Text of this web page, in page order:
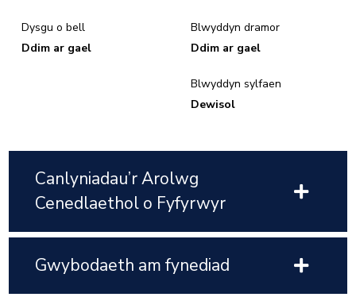
Dysgu o bell
Ddim ar gael
Blwyddyn dramor
Ddim ar gael
Blwyddyn sylfaen
Dewisol
Canlyniadau’r Arolwg
Cenedlaethol o Fyfyrwyr
Gwybodaeth am fynediad